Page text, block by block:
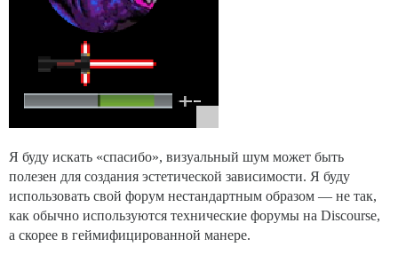
Я буду искать «спасибо», визуальный шум может быть
полезен для создания эстетической зависимости. Я буду
использовать свой форум нестандартным образом — не так,
как обычно используются технические форумы на Discourse,
а скорее в геймифицированной манере.